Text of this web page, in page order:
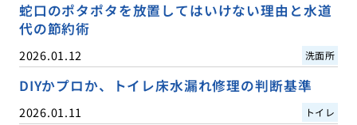
蛇口のポタポタを放置してはいけない理由と水道
代の節約術
2026.01.12 洗面所
DIYかプロか、トイレ床水漏れ修理の判断基準
2026.01.11 トイレ